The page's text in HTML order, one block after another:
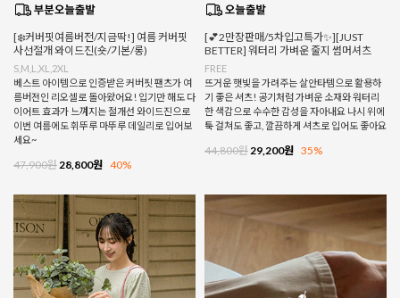
[❄️커버핏여름버전/지금딱!] 여름 커버핏
사선절개 와이드진(숏/기본/롱)
S,M,L,XL,2XL
베스트 아이템으로 인증받은 커버핏 팬츠가 여
름버전인 리오셀로 돌아왔어요! 입기만 해도 다
이어트 효과가 느껴지는 절개선 와이드진으로
이번 여름에도 휘뚜루 마뚜루 데일리로 입어보
세요~
47,900원 28,800원 40%
[💕2만장판매/5차입고특가✨][JUST
BETTER] 워터리 가벼운 줄지 썸머셔츠
FREE
뜨거운 햇빛을 가려주는 살안타템으로 활용하
기 좋은 셔츠! 공기처럼 가벼운 소재와 워터리
한 색감으로 수수한 감성을 자아내요 나시 위에
툭 걸쳐도 좋고, 깔끔하게 셔츠로 입어도 좋아요
44,800원 29,200원 35%